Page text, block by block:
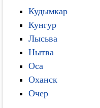
Кудымкар
Кунгур
Лысьва
Нытва
Оса
Оханск
Очер